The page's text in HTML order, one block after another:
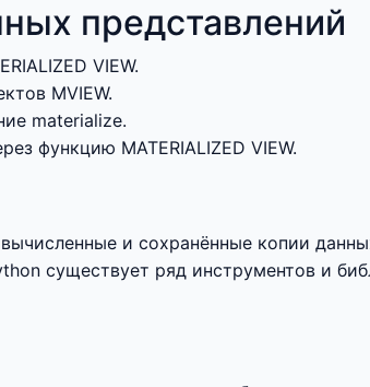
представлений
VIEW.
MVIEW.
materialize.
функцию MATERIALIZED VIEW.
и сохранённые копии
существует ряд инструментов и